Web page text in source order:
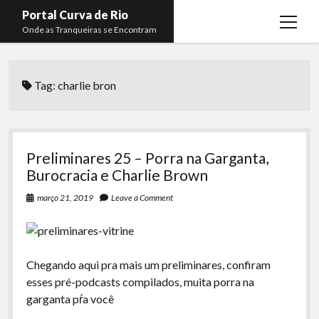
Portal Curva de Rio
Onde as Tranqueiras se Encontram
open
menu
Curva de Rio
Komos
La Siesta Podcast
Arquivo CDR
Papo Tranqueira
Membros
Lucas Oliveira
Kaique Xavier
Tag:charlie bron
Preliminares 25 – Porra na Garganta,
Burocracia e Charlie Brown
março 21, 2019 Leave a Comment
Chegando aqui pra mais um preliminares, confiram
esses pré-podcasts compilados, muita porra na
garganta pŕa você